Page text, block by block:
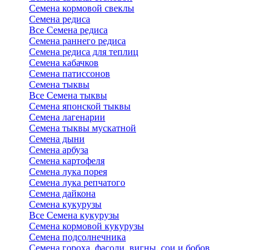
Семена кормовой свеклы
Семена редиса
Все Семена редиса
Семена раннего редиса
Семена редиса для теплиц
Семена кабачков
Семена патиссонов
Семена тыквы
Все Семена тыквы
Семена японской тыквы
Семена лагенарии
Семена тыквы мускатной
Семена дыни
Семена арбуза
Семена картофеля
Семена лука порея
Семена лука репчатого
Семена дайкона
Семена кукурузы
Все Семена кукурузы
Семена кормовой кукурузы
Семена подсолнечника
Семена гороха, фасоли, вигны, сои и бобов